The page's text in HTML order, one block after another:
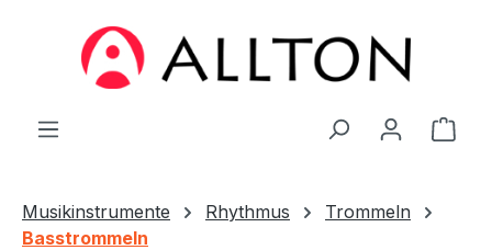
Zum Hauptinhalt springen
Musikinstrumente Rhythmus
Trommeln
Basstrommeln